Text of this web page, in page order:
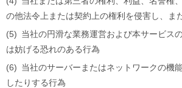
の他法令上または契約上の権利を侵害し、ま
(5) 当社の円滑な業務運営および本サービス
は妨げる恐れのある行為
(6) 当社のサーバーまたはネットワークの機
したりする行為